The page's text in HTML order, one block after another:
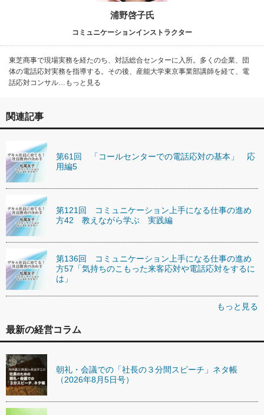
浦野啓子氏
コミュニケーションインストラクター
東芝商事で現場実務を経たのち、対話総合センターに入所。多くの企業、団
体の電話応対実務を指導する。その後、産能大学東京事業部講師を経て、電
話応対コンサル…もっと見る
関連記事
第61回 「コールセンターでの電話応対の基本」 応
用編5
第121回 コミュニケーション上手になる仕事の進め
方42 教えながら学ぶ 実践編
第136回 コミュニケーション上手になる仕事の進め
方57「気持ちのこもった来客応対や電話応対をするに
は」
もっと見る
最新の経営コラム
朝礼・会議での「社長の３分間スピーチ」ネタ帳
（2026年8月5日号）